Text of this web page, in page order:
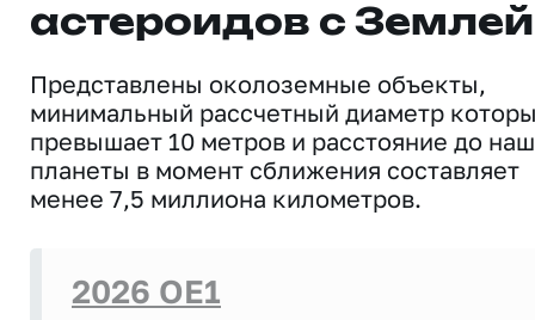
астероидов с Землей
Представлены околоземные объекты,
минимальный рассчетный диаметр
превышает 10 метров и расстояние до
планеты в момент сближения составляет
менее 7,5 миллиона километров.
2026 OE1